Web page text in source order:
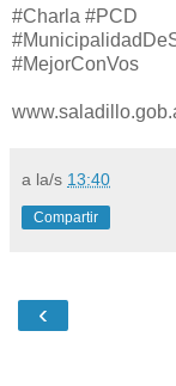
#Charla #PCD
#MejorConVos
a la/s 13:40
Compartir
‹